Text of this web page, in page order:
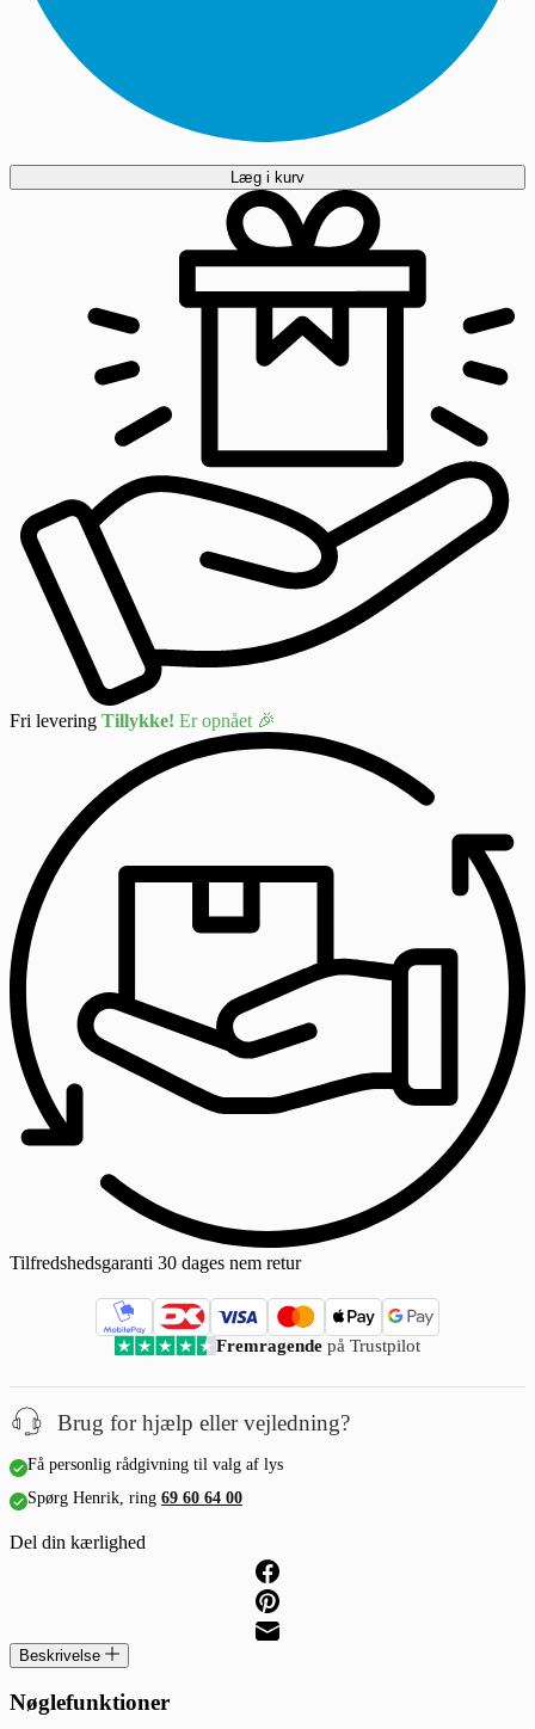
Læg i kurv
Fri levering Tillykke! Er opnået 🎉
Tilfredshedsgaranti 30 dages nem retur
Fremragende på Trustpilot
Brug for hjælp eller vejledning?
Få personlig rådgivning til valg af lys
Spørg Henrik, ring 69 60 64 00
Del din kærlighed
Beskrivelse
Nøglefunktioner